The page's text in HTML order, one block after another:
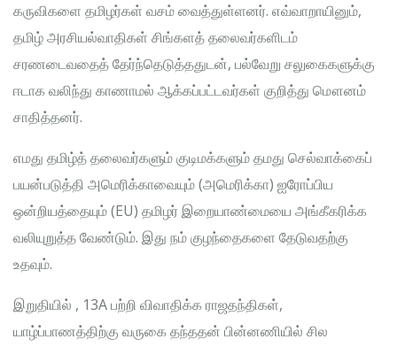
கருவிகளை தமிழர்கள் வசம் வைத்துள்ளனர். எவ்வாறாயினும்,
தமிழ் அரசியல்வாதிகள் சிங்களத் தலைவர்களிடம்
சரணடைவதைத் தேர்ந்தெடுத்ததுடன், பல்வேறு சலுகைகளுக்கு
ஈடாக வலிந்து காணாமல் ஆக்கப்பட்டவர்கள் குறித்து மௌனம்
சாதித்தனர்.
எமது தமிழ்த் தலைவர்களும் குடிமக்களும் தமது செல்வாக்கைப்
பயன்படுத்தி அமெரிக்காவையும் (அமெரிக்கா) ஐரோப்பிய
ஒன்றியத்தையும் (EU) தமிழர் இறையாண்மையை அங்கீகரிக்க
வலியுறுத்த வேண்டும். இது நம் குழந்தைகளை தேடுவதற்கு
உதவும்.
இறுதியில் , 13A பற்றி விவாதிக்க ராஜதந்திகள்,
யாழ்ப்பாணத்திற்கு வருகை தந்ததன் பின்னணியில் சில